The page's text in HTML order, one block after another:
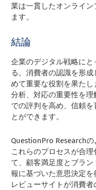
業は一貫したオンライ
ます。
結論
企業のデジタル戦略に
る。消費者の認識を形
めて重要な役割を果たし
分析、対応の重要性を
での評判を高め、信頼
とができます。
QuestionPro Researchの
これらのプロセスが合
て、顧客満足度とブラ
報に基づいた意思決定
レビューサイトが消費